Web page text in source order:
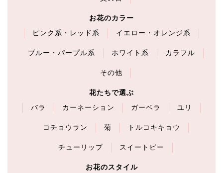
お花のカラー
ピンク系・レッド系
イエロー・オレンジ系
ブルー・パープル系 ホワイト系 カラフル
その他
花たちで選ぶ
バラ
カーネーション ガーベラ ユリ
コチョウラン 菊 トルコキキョウ
チューリップ スイートピー
お花のスタイル